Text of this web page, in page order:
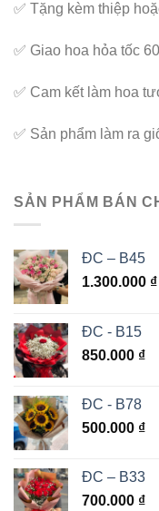
✅ Tặng kèm thiệp
✅ Giao hoa hỏa tốc
✅ Cam kết làm hoa
✅ Sản phẩm làm ra
SẢN PHẨM BÁN
ĐC – B45
1.300.000 ₫
ĐC - B15
850.000 ₫
ĐC - B78
500.000 ₫
ĐC – B33
700.000 ₫